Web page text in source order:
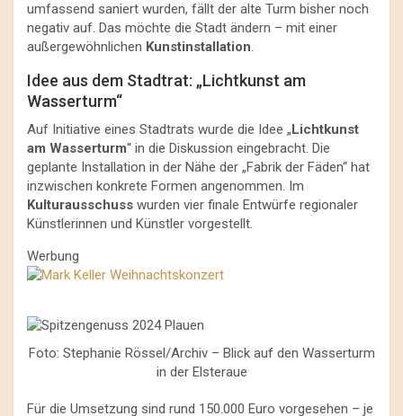
umfassend saniert wurden, fällt der alte Turm bisher noch
negativ auf. Das möchte die Stadt ändern – mit einer
außergewöhnlichen Kunstinstallation.
Idee aus dem Stadtrat: „Lichtkunst am
Wasserturm“
Auf Initiative eines Stadtrats wurde die Idee „Lichtkunst
am Wasserturm“ in die Diskussion eingebracht. Die
geplante Installation in der Nähe der „Fabrik der Fäden“ hat
inzwischen konkrete Formen angenommen. Im
Kulturausschuss wurden vier finale Entwürfe regionaler
Künstlerinnen und Künstler vorgestellt.
Werbung
Foto: Stephanie Rössel/Archiv – Blick auf den Wasserturm
in der Elsteraue
Für die Umsetzung sind rund 150.000 Euro vorgesehen – je